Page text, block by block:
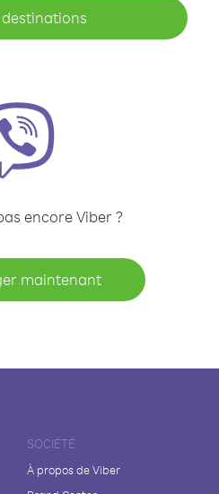
destinations
encore Viber ?
maintenant
SOCIÉTÉ
À propos de Viber